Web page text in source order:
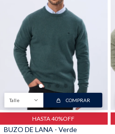
Talle COMPRAR
HASTA 40%OFF
BUZO DE LANA - Verde